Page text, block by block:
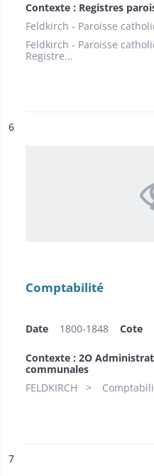
Contexte : Registres
Feldkirch - Paroisse
Feldkirch - Paroisse
Registre...
n°
6
Comptabilité
Date 1800-1848 Cote
Contexte : 2O
communales
FELDKIRCH
n°
7